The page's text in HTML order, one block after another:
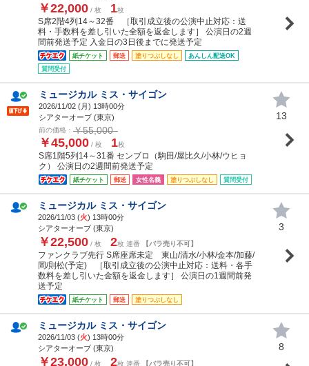
￥22,000 / 枚 1枚
S席2階4列14～32番 ［取引成立後の公演中止対応：送
料・手数料を差し引いた全額を返金します］ 公演日の2週
間前発送予定 入金日の3日後までに発送予定
紙チケット 郵送 塗りつぶしなし
あんしん配送OK
質問受付
ミュージカル ミス・サイゴン
2026/11/02 (月) 13時00分
シアターオーブ (東京)
前の価格： ￥55,000
￥45,000 / 枚 1枚
S席1階5列14～31番 センブロ（駒田/屋比久/小林/ウヒョ
ク） 公演日の2週間前発送予定
紙チケット 郵送 女性名義 塗りつぶしなし 質問受付
13
ミュージカル ミス・サイゴン
2026/11/03 (火) 13時00分
シアターオーブ (東京)
￥22,500 / 枚 2枚 連番 【バラ売り不可】
ファンクラブ先行 S席座席未定 東山/清水/小林/金本/加藤/
岡/則松(予定) ［取引成立後の公演中止対応：送料・各手
数料を差し引いた金額を返金します］ 公演日の1週間前発
送予定
紙チケット 郵送 塗りつぶしなし
3
ミュージカル ミス・サイゴン
2026/11/03 (火) 13時00分
シアターオーブ (東京)
￥23,000 / 枚 2枚 連番 【バラ売り不可】
8